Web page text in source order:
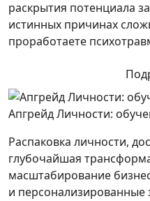
раскрытия потенциала
истинных причинах
проработаете
Апгрейд Личности:
Распаковка личности,
глубочайшая
масштабирование
и персонализированные